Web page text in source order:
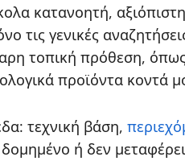
κατανοητή,
τις γενικές
τοπική πρόθεση,
προϊόντα κοντά
τεχνική βάση,
ή δεν